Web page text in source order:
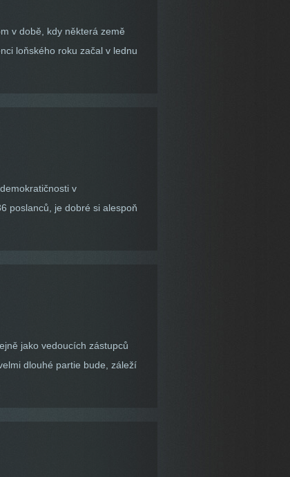
v době, kdy některá země
loňského roku začal v lednu
v
poslanců, je dobré si alespoň
jako vedoucích zástupců
dlouhé partie bude, záleží